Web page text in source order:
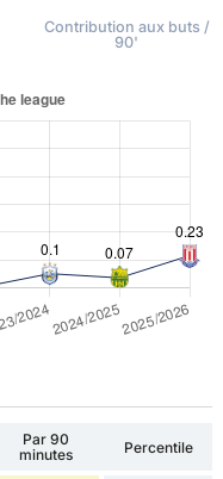
Contribution aux buts /
90'
Par 90
minutes
Percentile